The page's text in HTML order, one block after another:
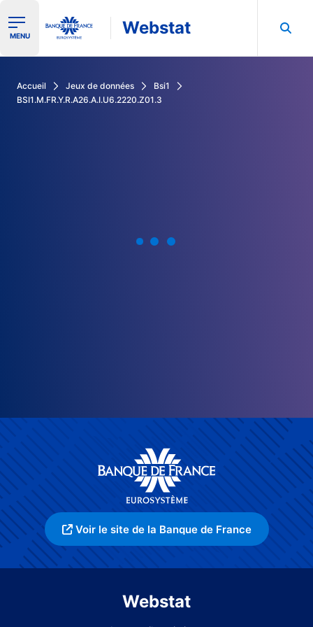
Ouvrir le menu de navigation
MENU Webstat
Accueil Jeux de données
Bsi1
BSI1.M.FR.Y.R.A26.A.I.U6.2220.Z01.3
Voir le site de la Banque de France
Webstat